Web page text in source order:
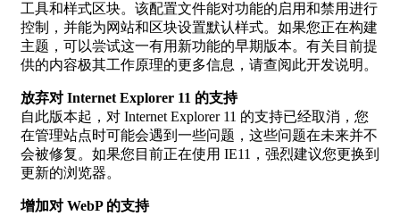
工具和样式区块。该配置文件能对功能的启用和禁用进行
控制，并能为网站和区块设置默认样式。如果您正在构建
主题，可以尝试这一有用新功能的早期版本。有关目前提
供的内容极其工作原理的更多信息，请查阅此开发说明。
放弃对 Internet Explorer 11 的支持
自此版本起，对 Internet Explorer 11 的支持已经取消，您
在管理站点时可能会遇到一些问题，这些问题在未来并不
会被修复。如果您目前正在使用 IE11，强烈建议您更换到
更新的浏览器。
增加对 WebP 的支持